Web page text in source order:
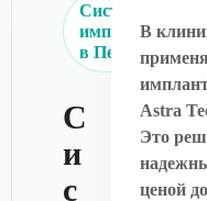
Системы
имплантов
в Перми
С
и
с
В
Astra
Это
ценой